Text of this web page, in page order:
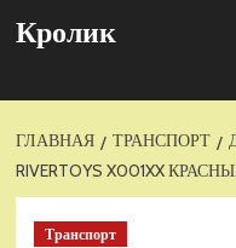
Кролик
ГЛАВНАЯ ТРАНСПОРТ
RIVERTOYS X001XX
Транспорт